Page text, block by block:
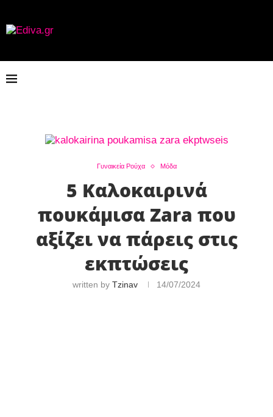
Γυναικεία Ρούχα Μόδα
5 Καλοκαιρινά
πουκάμισα Zara που
αξίζει να πάρεις στις
εκπτώσεις
written by Tzinav 14/07/2024